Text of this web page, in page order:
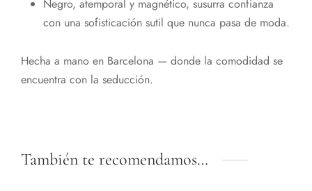
Negro, atemporal y magnético, susurra confianza
con una sofisticación sutil que nunca pasa de moda.
Hecha a mano en Barcelona — donde la comodidad se
encuentra con la seducción.
También te recomendamos…